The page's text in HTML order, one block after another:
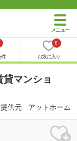
件
0
お気に入り
マンショ
供元 アットホーム